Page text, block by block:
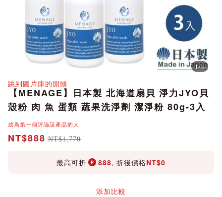
1/3
跳到圖片庫的開頭
【MENAGE】日本製 北海道扇貝 淨力JYO貝
殼粉 肉 魚 蛋類 蔬果洗淨劑 潔淨粉 80g-3入
成為第一個評論該產品的人
NT$888 NT$1,770
最高可折 888, 折後價格NT$0
添加比較